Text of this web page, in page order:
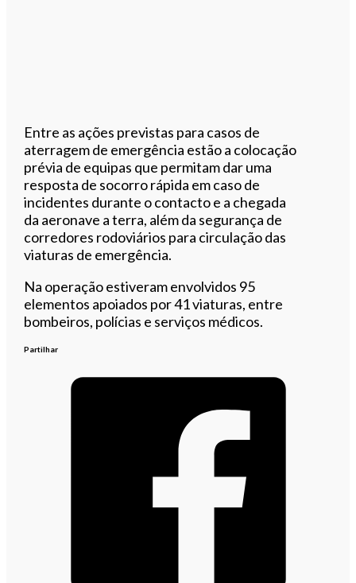
Entre as ações previstas para casos de
aterragem de emergência estão a colocação
prévia de equipas que permitam dar uma
resposta de socorro rápida em caso de
incidentes durante o contacto e a chegada
da aeronave a terra, além da segurança de
corredores rodoviários para circulação das
viaturas de emergência.
Na operação estiveram envolvidos 95
elementos apoiados por 41 viaturas, entre
bombeiros, polícias e serviços médicos.
Partilhar